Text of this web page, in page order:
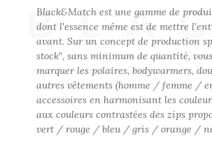
BASE
MÉTIERS
RESPONSABLE
NOUVEAUTÉS
LES OFFRES
ACTUALITÉS
Black&Match est une gamme de
dont l'essence même est de mettre
avant. Sur un concept de production
stock", sans minimum de quantité,
marquer les polaires, bodywarmers,
autres vêtements (homme / femme /
accessoires en harmonisant les
aux couleurs contrastées des zips
vert / rouge / bleu / gris / orange /